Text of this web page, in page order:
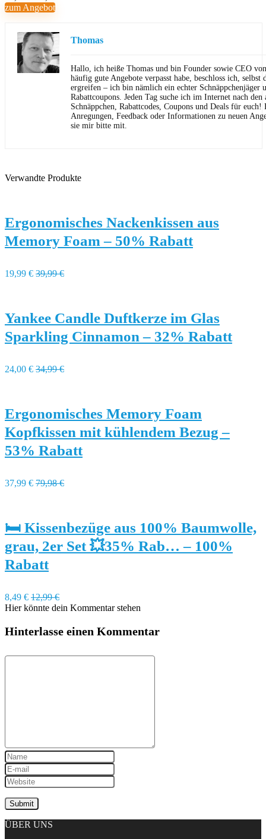
zum Angebot
Thomas
Hallo, ich heiße Thomas und bin Founder sowie CEO
häufig gute Angebote verpasst habe, beschloss ich,
ergreifen – ich bin nämlich ein echter Schnäppchenjäger
Rabattcoupons. Jeden Tag suche ich im Internet nach den
Schnäppchen, Rabattcodes, Coupons und Deals für euch!
Anregungen, Feedback oder Informationen zu neuen
sie mir bitte mit.
Verwandte Produkte
Ergonomisches Nackenkissen aus
Memory Foam – 50% Rabatt
19,99 € 39,99 €
Yankee Candle Duftkerze im Glas
Sparkling Cinnamon – 32% Rabatt
24,00 € 34,99 €
Ergonomisches Memory Foam
Kopfkissen mit kühlendem Bezug –
53% Rabatt
37,99 € 79,98 €
🛏️ Kissenbezüge aus 100% Baumwolle,
grau, 2er Set 💥35% Rab… – 100%
Rabatt
8,49 € 12,99 €
Hier könnte dein Kommentar stehen
Hinterlasse einen Kommentar
ÜBER UNS